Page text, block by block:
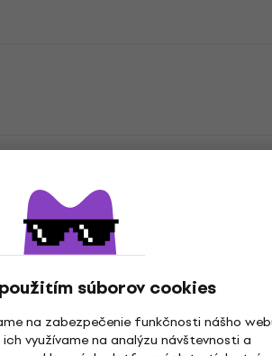
súborov cookies
na zabezpečenie funkčnosti nášho
ich využívame na analýzu návštevnosti a